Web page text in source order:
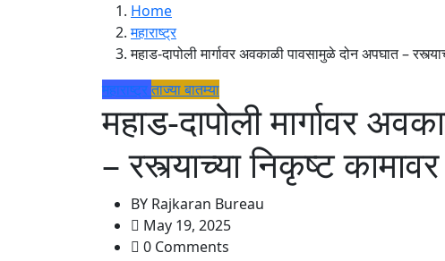
Home
महाराष्ट्र
महाड-दापोली मार्गावर अवकाळी पावसामुळे दोन अपघात –
महाराष्ट्रताज्या बातम्या
महाड-दापोली मार्गावर
– रस्त्याच्या निकृष्ट
BY Rajkaran Bureau
May 19, 2025
0 Comments